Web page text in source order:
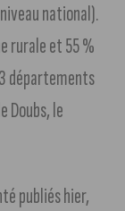
national).
rurale et 55 %
départements
Doubs, le
publiés hier,